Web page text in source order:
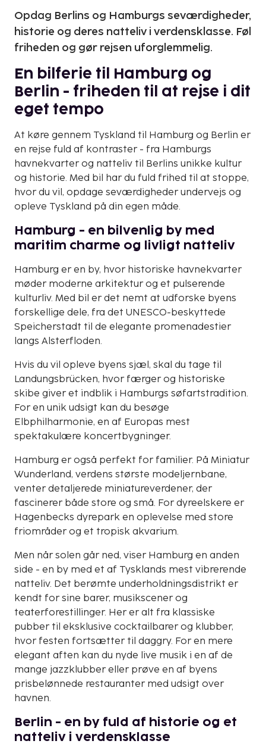
Opdag Berlins og Hamburgs seværdigheder,
historie og deres natteliv i verdensklasse. Føl
friheden og gør rejsen uforglemmelig.
En bilferie til Hamburg og
Berlin - friheden til at rejse i dit
eget tempo
At køre gennem Tyskland til Hamburg og Berlin er
en rejse fuld af kontraster - fra Hamburgs
havnekvarter og natteliv til Berlins unikke kultur
og historie. Med bil har du fuld frihed til at stoppe,
hvor du vil, opdage seværdigheder undervejs og
opleve Tyskland på din egen måde.
Hamburg - en bilvenlig by med
maritim charme og livligt natteliv
Hamburg er en by, hvor historiske havnekvarter
møder moderne arkitektur og et pulserende
kulturliv. Med bil er det nemt at udforske byens
forskellige dele, fra det UNESCO-beskyttede
Speicherstadt til de elegante promenadestier
langs Alsterfloden.
Hvis du vil opleve byens sjæl, skal du tage til
Landungsbrücken, hvor færger og historiske
skibe giver et indblik i Hamburgs søfartstradition.
For en unik udsigt kan du besøge
Elbphilharmonie, en af Europas mest
spektakulære koncertbygninger.
Hamburg er også perfekt for familier. På Miniatur
Wunderland, verdens største modeljernbane,
venter detaljerede miniatureverdener, der
fascinerer både store og små. For dyreelskere er
Hagenbecks dyrepark en oplevelse med store
friområder og et tropisk akvarium.
Men når solen går ned, viser Hamburg en anden
side - en by med et af Tysklands mest vibrerende
natteliv. Det berømte underholdningsdistrikt er
kendt for sine barer, musikscener og
teaterforestillinger. Her er alt fra klassiske
pubber til eksklusive cocktailbarer og klubber,
hvor festen fortsætter til daggry. For en mere
elegant aften kan du nyde live musik i en af de
mange jazzklubber eller prøve en af byens
prisbelønnede restauranter med udsigt over
havnen.
Berlin - en by fuld af historie og et
natteliv i verdensklasse